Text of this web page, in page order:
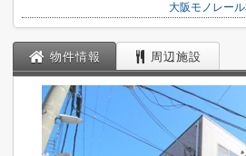
大阪モノレー
物件情報 周辺施設